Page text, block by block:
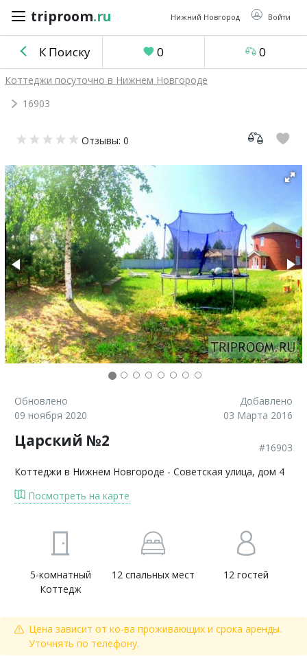
triproom.ru Нижний Новгород Войти
triproom .ru
Российский
Добавить
объявление
Избранное
0
Сравнение
0
К Поиску 0 0
Коттеджи посуточно в Нижнем Новгороде
16903
Отзывы: 0
Обновлено
09 ноября 2020
Добавлено
03 Марта 2016
Царский №2
#16903
Коттеджи в Нижнем Новгороде - Советская улица, дом 4
Посмотреть на карте
5-комнатный
Коттедж
12 спальных мест 12 гостей
Цена зависит от ко-ва проживающих и срока аренды.
Уточнять по телефону.